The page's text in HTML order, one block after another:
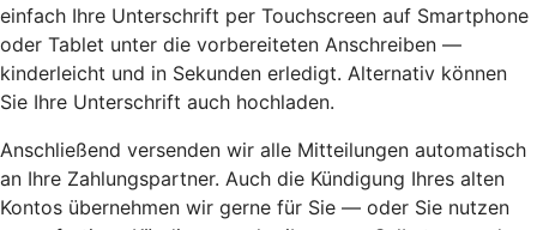
einfach Ihre Unterschrift per Touchscreen auf Smartphone
oder Tablet unter die vorbereiteten Anschreiben —
kinderleicht und in Sekunden erledigt. Alternativ können
Sie Ihre Unterschrift auch hochladen.
Anschließend versenden wir alle Mitteilungen automatisch
an Ihre Zahlungspartner. Auch die Kündigung Ihres alten
Kontos übernehmen wir gerne für Sie — oder Sie nutzen